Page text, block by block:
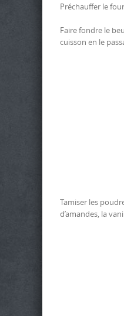
Préchauffer le four
Faire fondre le
cuisson en le
Tamiser les
d’amandes, la